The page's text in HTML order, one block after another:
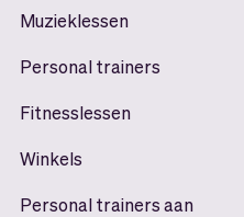
Muzieklessen
Personal trainers
Fitnesslessen
Winkels
Personal trainers aan